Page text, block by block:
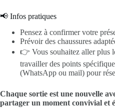
📢 Infos pratiques
Pensez à confirmer votre
Prévoir des chaussures
👉 Vous souhaitez aller plus
travailler des points
(WhatsApp ou mail) pour
Chaque sortie est une nouvelle
partager un moment convivial et